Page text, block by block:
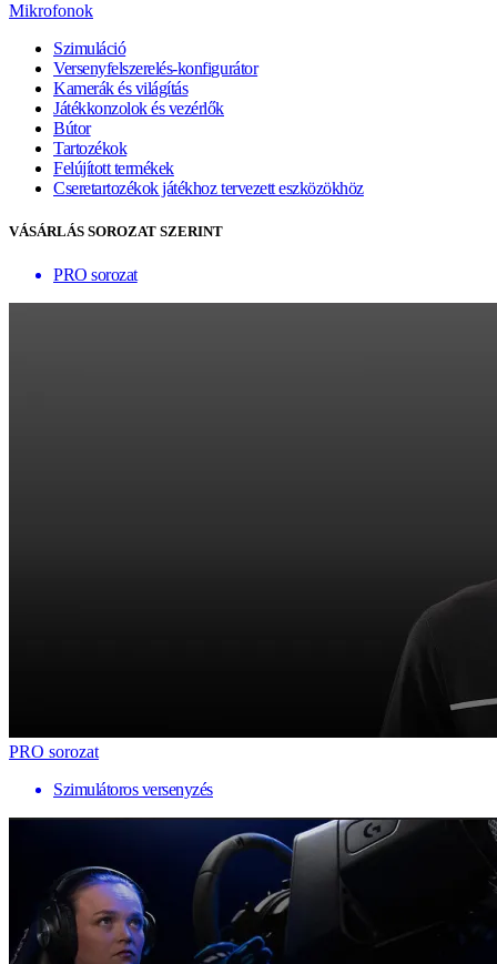
Mikrofonok
Szimuláció
Versenyfelszerelés-konfigurátor
Kamerák és világítás
Játékkonzolok és vezérlők
Bútor
Tartozékok
Felújított termékek
Cseretartozékok játékhoz tervezett eszközökhöz
VÁSÁRLÁS SOROZAT SZERINT
PRO sorozat
PRO sorozat
Szimulátoros versenyzés